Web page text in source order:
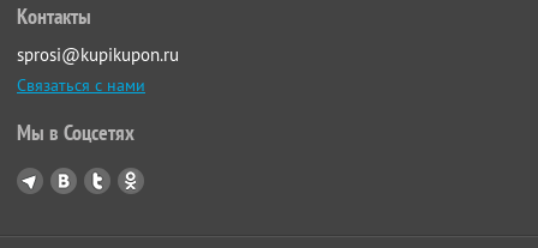
Контакты
sprosi@kupikupon.ru
Связаться с нами
Мы в Соцсетях